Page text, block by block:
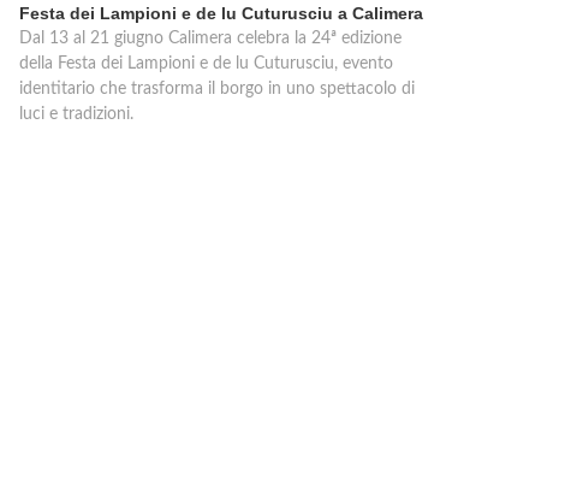
Festa dei Lampioni e de lu Cuturusciu a Calimera
Dal 13 al 21 giugno Calimera celebra la 24ª edizione
della Festa dei Lampioni e de lu Cuturusciu, evento
identitario che trasforma il borgo in uno spettacolo di
luci e tradizioni.